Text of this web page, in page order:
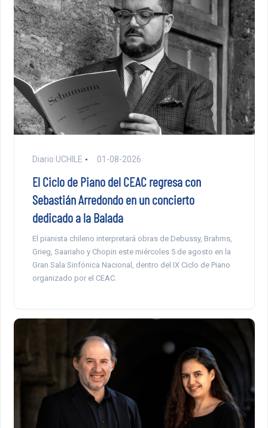
Diario UCHILE 01-08-2026
El Ciclo de Piano del CEAC regresa con
Sebastián Arredondo en un concierto
dedicado a la Balada
El pianista chileno interpretará obras de Debussy, Brahms,
Grieg, Saariaho y Chopin este miércoles 5 de agosto en la
Gran Sala Sinfónica Nacional, dentro del IX Ciclo de Piano
organizado por el CEAC.